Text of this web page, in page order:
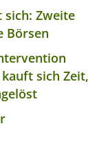
sich: Zweite
Börsen
sich Zeit,